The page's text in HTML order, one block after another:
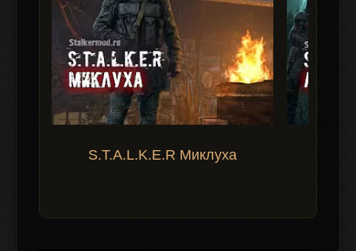
S.T.A.L.K.E.R Миклуха